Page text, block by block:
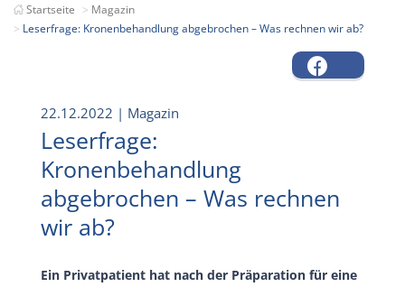
Startseite
Magazin
Leserfrage: Kronenbehandlung abgebrochen – Was rechnen wir ab?
22.12.2022 | Magazin
Leserfrage:
Kronenbehandlung
abgebrochen – Was rechnen
wir ab?
Ein Privatpatient hat nach der Präparation für eine